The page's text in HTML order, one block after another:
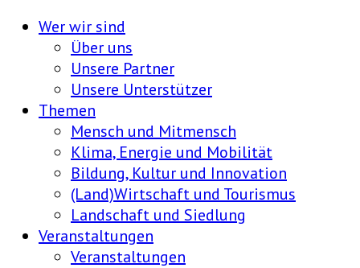
Wer wir sind
Über uns
Unsere Partner
Unsere Unterstützer
Themen
Mensch und Mitmensch
Klima, Energie und Mobilität
Bildung, Kultur und Innovation
(Land)Wirtschaft und Tourismus
Landschaft und Siedlung
Veranstaltungen
Veranstaltungen